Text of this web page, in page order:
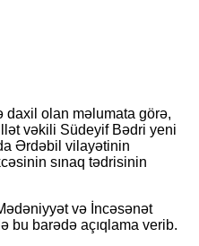
daxil olan məlumata görə,
vəkili Südeyif Bədri yeni
Ərdəbil vilayətinin
sınaq tədrisinin
və İncəsənət
bu barədə açıqlama verib.